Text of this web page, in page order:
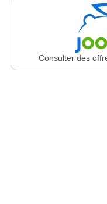
Consulter des